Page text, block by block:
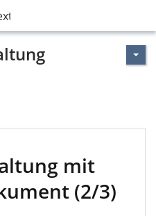
Textdokument (2/3)
mit
(2/3)